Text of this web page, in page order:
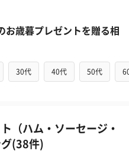
お歳暮プレゼントを贈る相
30代 40代 50代
（ハム・ソーセージ・
(38件)